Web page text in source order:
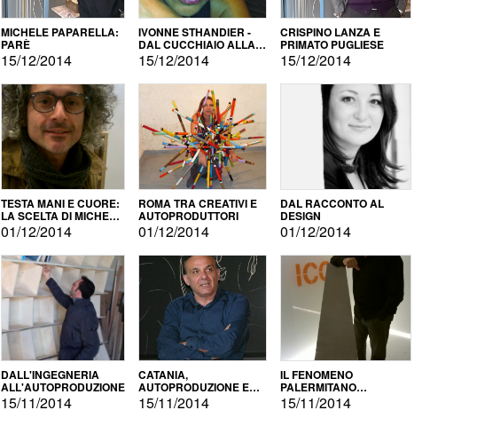
MICHELE PAPARELLA:
PARÈ
15/12/2014
IVONNE STHANDIER -
DAL CUCCHIAIO ALLA
CITTÀ
15/12/2014
CRISPINO LANZA E
PRIMATO PUGLIESE
15/12/2014
TESTA MANI E CUORE:
LA SCELTA DI MICHELE
BARBERIO
01/12/2014
ROMA TRA CREATIVI E
AUTOPRODUTTORI
01/12/2014
DAL RACCONTO AL
DESIGN
01/12/2014
DALL'INGEGNERIA
ALL'AUTOPRODUZIONE
15/11/2014
CATANIA,
AUTOPRODUZIONE E
COMMERCIALIZZAZIONE
15/11/2014
IL FENOMENO
PALERMITANO
DELL'AUTOPRODUZIONE
15/11/2014